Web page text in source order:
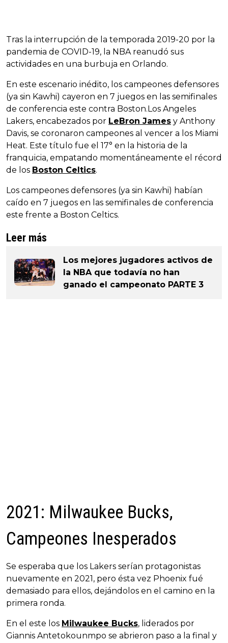
Tras la interrupción de la temporada 2019-20 por la
pandemia de COVID-19, la NBA reanudó sus
actividades en una burbuja en Orlando.
En este escenario inédito, los campeones defensores
(ya sin Kawhi) cayeron en 7 juegos en las semifinales
de conferencia este contra Boston.Los Angeles
Lakers, encabezados por LeBron James y Anthony
Davis, se coronaron campeones al vencer a los Miami
Heat. Este título fue el 17° en la historia de la
franquicia, empatando momentáneamente el récord
de los Boston Celtics.
Los campeones defensores (ya sin Kawhi) habían
caído en 7 juegos en las semifinales de conferencia
este frente a Boston Celtics.
Leer más
Los mejores jugadores activos de
la NBA que todavía no han
ganado el campeonato PARTE 3
2021: Milwaukee Bucks,
Campeones Inesperados
Se esperaba que los Lakers serían protagonistas
nuevamente en 2021, pero ésta vez Phoenix fué
demasiado para ellos, dejándolos en el camino en la
primera ronda.
En el este los Milwaukee Bucks, liderados por
Giannis Antetokounmpo se abrieron paso a la final y